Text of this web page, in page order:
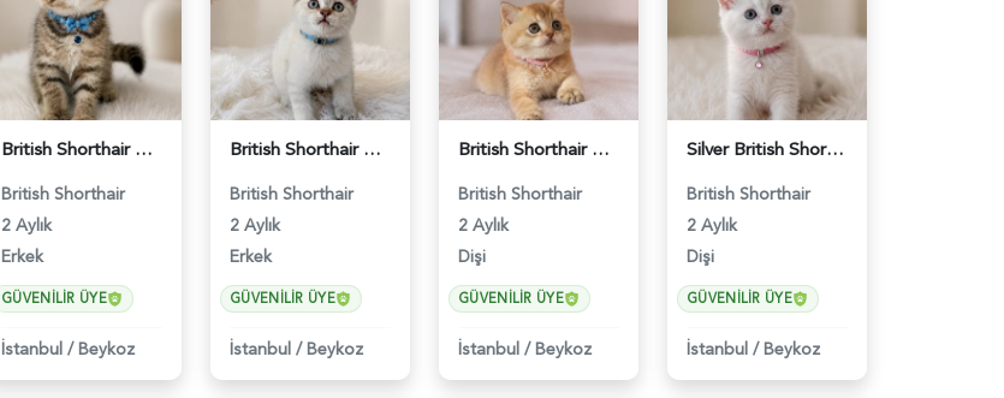
British Shorthair Golden Black Erkek - 5208
British Shorthair
2 Aylık
Erkek
GÜVENILIR ÜYE
İstanbul /Beykoz
British Shorthair Blue Point Erkek Yavrumuz - 5211
British Shorthair
2 Aylık
Erkek
GÜVENILIR ÜYE
İstanbul /Beykoz
British Shorthair Golden Muhteşem Yavrumuz - 5226
British Shorthair
2 Aylık
Dişi
GÜVENILIR ÜYE
İstanbul /Beykoz
Silver British Shorthair Güzelliğimiz 2 Aylık - 5227
British Shorthair
2 Aylık
Dişi
GÜVENILIR ÜYE
İstanbul /Beykoz